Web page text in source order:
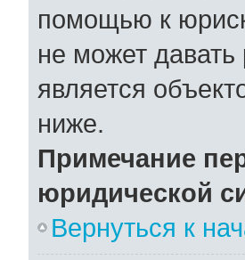
помощью к
не может
является
ниже.
Примечание
юридической
Вернуться к